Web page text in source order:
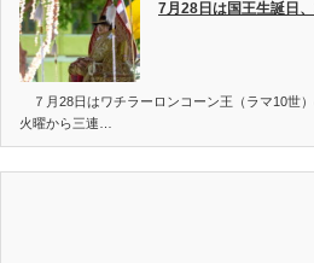
7月28日は国王生誕日
７月28日はワチラーロンコーン王（ラマ10世
火曜から三連…